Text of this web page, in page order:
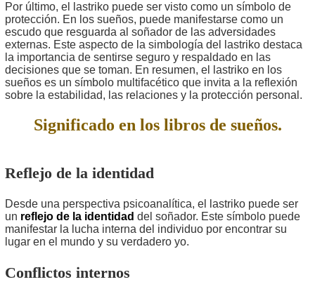
Por último, el lastriko puede ser visto como un símbolo de
protección. En los sueños, puede manifestarse como un
escudo que resguarda al soñador de las adversidades
externas. Este aspecto de la simbología del lastriko destaca
la importancia de sentirse seguro y respaldado en las
decisiones que se toman. En resumen, el lastriko en los
sueños es un símbolo multifacético que invita a la reflexión
sobre la estabilidad, las relaciones y la protección personal.
Significado en los libros de sueños.
Reflejo de la identidad
Desde una perspectiva psicoanalítica, el lastriko puede ser
un reflejo de la identidad del soñador. Este símbolo puede
manifestar la lucha interna del individuo por encontrar su
lugar en el mundo y su verdadero yo.
Conflictos internos